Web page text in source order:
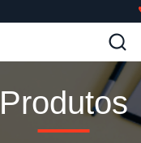
Produtos